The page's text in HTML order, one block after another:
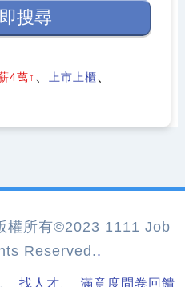
搜尋
4萬↑
上市上櫃
權所有©2023 1111 Job
Reserved..
、 找人才、 滿意度問卷回饋